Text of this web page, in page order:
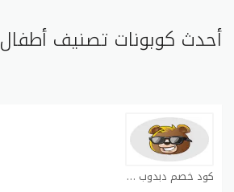
أحدث كوبونات تصنيف
كود خصم دبدوب كوبون